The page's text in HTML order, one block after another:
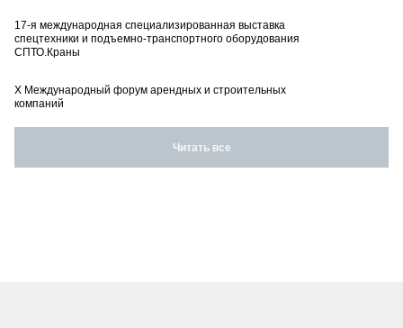
17-я международная специализированная выставка
спецтехники и подъемно-транспортного оборудования
СПТО.Краны
X Международный форум арендных и строительных
компаний
Читать все